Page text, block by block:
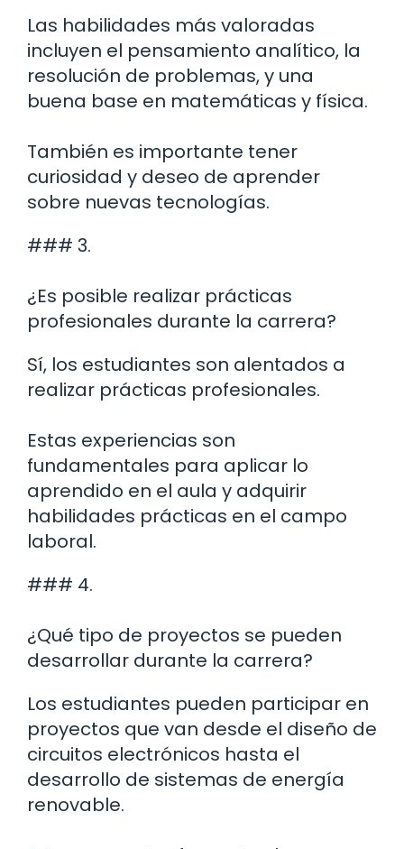
Las habilidades más valoradas
incluyen el pensamiento analítico, la
resolución de problemas, y una
buena base en matemáticas y física.
También es importante tener
curiosidad y deseo de aprender
sobre nuevas tecnologías.
### 3.
¿Es posible realizar prácticas
profesionales durante la carrera?
Sí, los estudiantes son alentados a
realizar prácticas profesionales.
Estas experiencias son
fundamentales para aplicar lo
aprendido en el aula y adquirir
habilidades prácticas en el campo
laboral.
### 4.
¿Qué tipo de proyectos se pueden
desarrollar durante la carrera?
Los estudiantes pueden participar en
proyectos que van desde el diseño de
circuitos electrónicos hasta el
desarrollo de sistemas de energía
renovable.